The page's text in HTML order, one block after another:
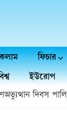
ফিচার
ইউরোপ
দিবস পালিত